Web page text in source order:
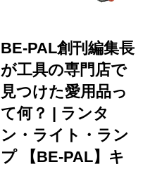
BE-PAL創刊編集長
が工具の専門店で
見つけた愛用品っ
て何？ | ランタ
ン・ライト・ラン
プ 【BE-PAL】キ